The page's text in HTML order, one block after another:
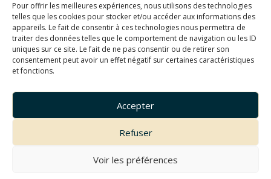
Pour offrir les meilleures expériences, nous utilisons des technologies
telles que les cookies pour stocker et/ou accéder aux informations des
appareils. Le fait de consentir à ces technologies nous permettra de
traiter des données telles que le comportement de navigation ou les ID
uniques sur ce site. Le fait de ne pas consentir ou de retirer son
consentement peut avoir un effet négatif sur certaines caractéristiques
et fonctions.
Accepter
Refuser
Voir les préférences